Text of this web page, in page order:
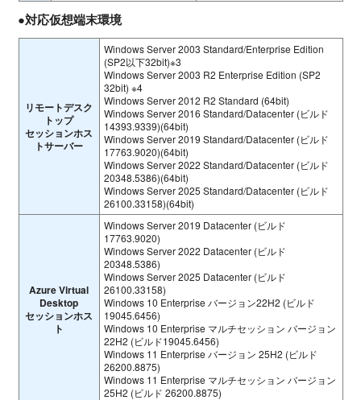
●対応仮想端末環境
リモートデスク
トップ
セッションホス
トサーバー
Windows Server 2003 Standard/Enterprise Edition
(SP2以下32bit)※3
Windows Server 2003 R2 Enterprise Edition (SP2
32bit) ※4
Windows Server 2012 R2 Standard (64bit)
Windows Server 2016 Standard/Datacenter (ビルド
14393.9339)(64bit)
Windows Server 2019 Standard/Datacenter (ビルド
17763.9020)(64bit)
Windows Server 2022 Standard/Datacenter (ビルド
20348.5386)(64bit)
Windows Server 2025 Standard/Datacenter (ビルド
26100.33158)(64bit)
Azure Virtual
Desktop
セッションホス
ト
Windows Server 2019 Datacenter (ビルド
17763.9020)
Windows Server 2022 Datacenter (ビルド
20348.5386)
Windows Server 2025 Datacenter (ビルド
26100.33158)
Windows 10 Enterprise バージョン22H2 (ビルド
19045.6456)
Windows 10 Enterprise マルチセッション バージョン
22H2 (ビルド19045.6456)
Windows 11 Enterprise バージョン 25H2 (ビルド
26200.8875)
Windows 11 Enterprise マルチセッション バージョン
25H2 (ビルド 26200.8875)